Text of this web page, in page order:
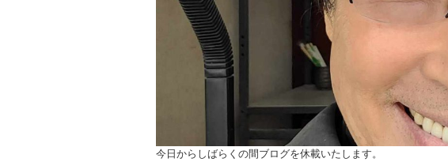
今日からしばらくの間ブログを休載いたします。